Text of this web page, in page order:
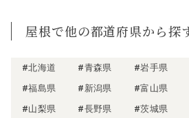
屋根で他の都道府県から探
#北海道 #青森県 #岩手県
#福島県
#新潟県 #富山県
#山梨県
#長野県 #茨城県